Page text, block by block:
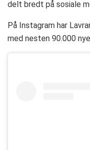
delt bredt på sosiale
På Instagram har
med nesten 90.000